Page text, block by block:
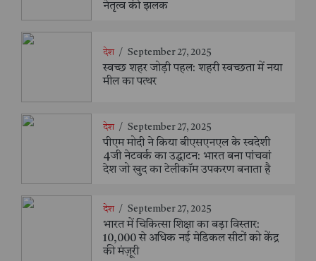
नेतृत्व की झलक
देश / September 27, 2025
स्वच्छ शहर जोड़ी पहल: शहरी स्वच्छता में नया
मील का पत्थर
देश / September 27, 2025
पीएम मोदी ने किया बीएसएनएल के स्वदेशी
4जी नेटवर्क का उद्घाटन: भारत बना पांचवां
देश जो खुद का टेलीकॉम उपकरण बनाता है
देश / September 27, 2025
भारत में चिकित्सा शिक्षा का बड़ा विस्तार:
10,000 से अधिक नई मेडिकल सीटों को केंद्र
की मंज़ूरी